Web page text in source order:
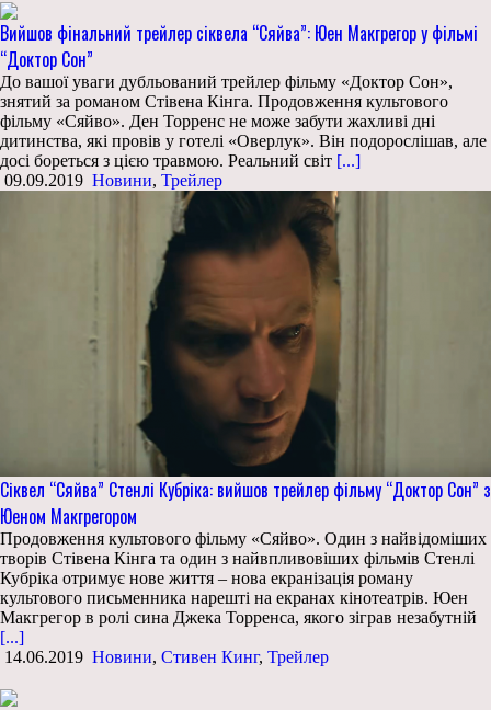
Вийшов фінальний трейлер сіквела “Сяйва”: Юен Макгрегор у фільмі
“Доктор Сон”
До вашої уваги дубльований трейлер фільму «Доктор Сон»,
знятий за романом Стівена Кінга. Продовження культового
фільму «Сяйво». Ден Торренс не може забути жахливі дні
дитинства, які провів у готелі «Оверлук». Він подорослішав, але
досі бореться з цією травмою. Реальний світ [...]
09.09.2019 Новини, Трейлер
Сіквел “Сяйва” Стенлі Кубріка: вийшов трейлер фільму “Доктор Сон” з
Юеном Макгрегором
Продовження культового фільму «Сяйво». Один з найвідоміших
творів Стівена Кінга та один з найвпливовіших фільмів Стенлі
Кубріка отримує нове життя – нова екранізація роману
культового письменника нарешті на екранах кінотеатрів. Юен
Макгрегор в ролі сина Джека Торренса, якого зіграв незабутній
[...]
14.06.2019 Новини, Стивен Кинг, Трейлер